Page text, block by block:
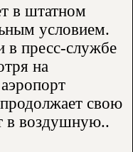
в штатном
условием.
в пресс-службе
на
свою
в воздушную..